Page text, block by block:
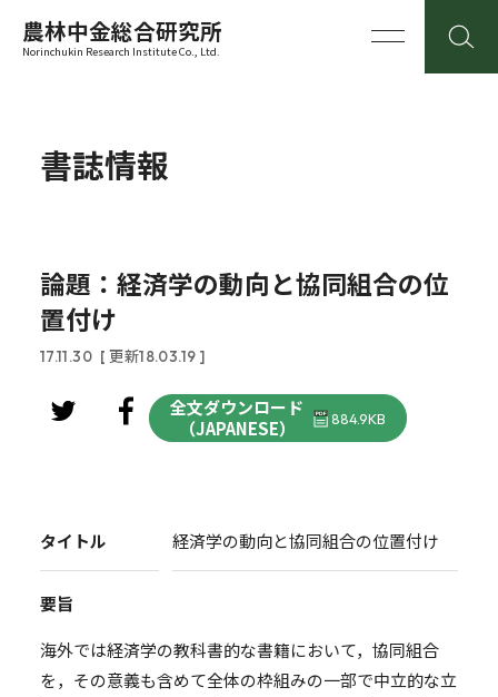
農林中金総合研究所
Norinchukin Research Institute Co., Ltd.
書誌情報
論題：経済学の動向と協同組合の位
置付け
17.11.30 [ 更新18.03.19 ]
全文ダウンロード
（JAPANESE）
884.9KB
タイトル 経済学の動向と協同組合の位置付け
要旨
海外では経済学の教科書的な書籍において，協同組合
を，その意義も含めて全体の枠組みの一部で中立的な立